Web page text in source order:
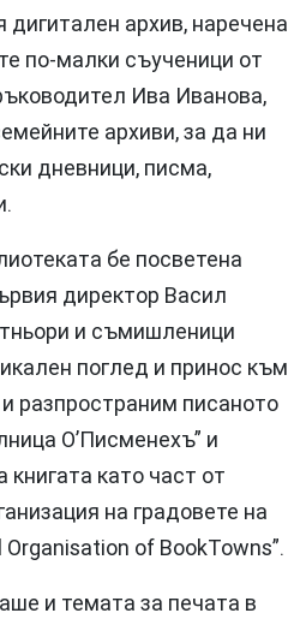
дигитален архив, наречена
по-малки съученици от
Ива Иванова,
архиви, за да ни
дневници, писма,
бе посветена
директор Васил
и съмишленици
поглед и принос към
разпространим писаното
О’Писменехъ” и
книгата като част от
на градовете на
of BookTowns”.
и темата за печата в